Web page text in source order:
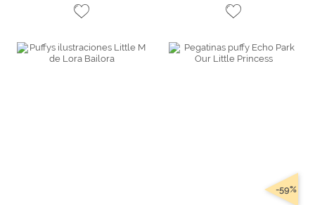
-59%